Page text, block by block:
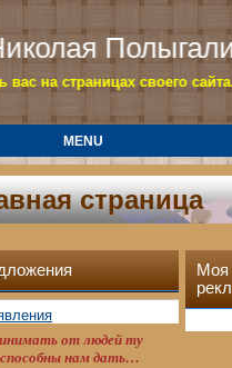
своего сайта.
MENU
страница
от людей ту
нам дать…
Моя